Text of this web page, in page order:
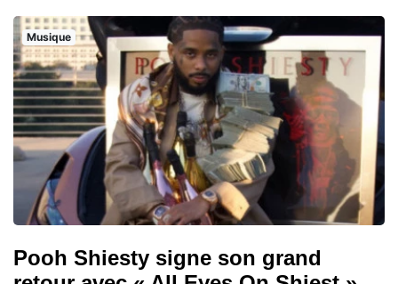
Musique
Pooh Shiesty signe son grand